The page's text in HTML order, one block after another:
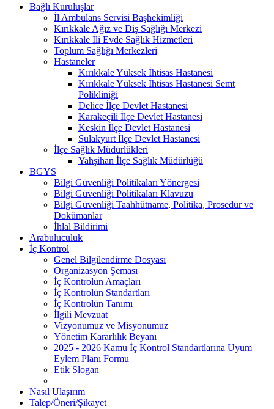
Bağlı Kuruluşlar
İl Ambulans Servisi Başhekimliği
Kırıkkale Ağız ve Diş Sağlığı Merkezi
Kırıkkale İli Evde Sağlık Hizmetleri
Toplum Sağlığı Merkezleri
Hastaneler
Kırıkkale Yüksek İhtisas Hastanesi
Kırıkkale Yüksek İhtisas Hastanesi Semt
Polikliniği
Delice İlçe Devlet Hastanesi
Karakeçili İlçe Devlet Hastanesi
Keskin İlçe Devlet Hastanesi
Sulakyurt İlçe Devlet Hastanesi
İlçe Sağlık Müdürlükleri
Yahşihan İlçe Sağlık Müdürlüğü
BGYS
Bilgi Güvenliği Politikaları Yönergesi
Bilgi Güvenliği Politikaları Klavuzu
Bilgi Güvenliği Taahhütname, Politika, Prosedür ve
Dokümanlar
İhlal Bildirimi
Arabuluculuk
İç Kontrol
Genel Bilgilendirme Dosyası
Organizasyon Şeması
İç Kontrolün Amaçları
İç Kontrolün Standartları
İç Kontrolün Tanımı
İlgili Mevzuat
Vizyonumuz ve Misyonumuz
Yönetim Kararlılık Beyanı
2025 - 2026 Kamu İç Kontrol Standartlarına Uyum
Eylem Planı Formu
Etik Slogan
Nasıl Ulaşırım
Talep/Öneri/Şikayet